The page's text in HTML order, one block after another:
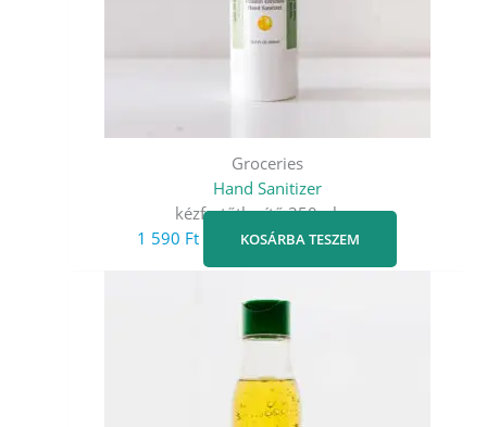
Groceries
Hand Sanitizer
kézfertőtlenítő 350ml-es
1 590 Ft KOSÁRBA TESZEM